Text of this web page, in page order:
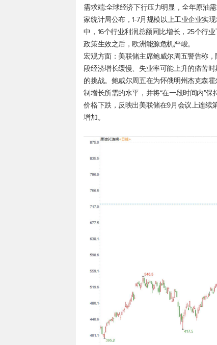
需求端:全球经济下行压力明显，全年原油
家统计局公布，1-7月规模以上工业企业实
中，16个行业利润总额同比增长，25个行
政策生效之后，欧洲能源危机严峻。
宏观方面：美联储主席鲍威尔周五警告称
段经济增长缓慢、失业率可能上升的痛苦
的挑战。鲍威尔周五在为怀俄明州杰克森
制增长所需的水平，并将“在一段时间内”
价格下跌，反映出美联储在9月会议上连续
增加。